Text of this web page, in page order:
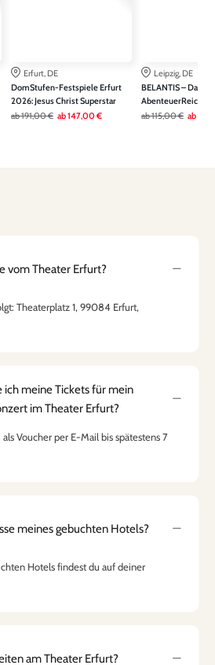
Erfurt, DE
DomStufen-Festspiele Erfurt
2026: Jesus Christ Superstar
ab191,00 € ab147,00 €
Leipzig, DE
BELANTIS – Das
AbenteuerReich
ab115,00 € ab
vom Theater Erfurt?
Theaterplatz 1, 99084 Erfurt,
ich meine Tickets für mein
im Theater Erfurt?
Voucher per E-Mail bis spätestens 7
meines gebuchten Hotels?
Hotels findest du auf deiner
am Theater Erfurt?